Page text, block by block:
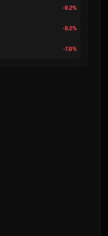
-8.2%
-8.2%
-7.8%